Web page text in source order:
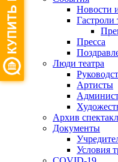
Новости
Гастроли
Пресса
Люди театра
Артисты
Архив
Документы
Условия